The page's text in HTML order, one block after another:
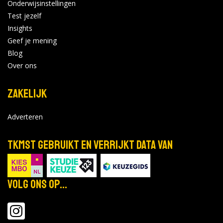
0 opleidingen
Grafisch Lyceum Utrecht
0 opleidingen
Gelders
0 opleidingen|0 open dagen
Onderwijsinstellingen
Test jezelf
Insights
Geef je mening
Blog
Over ons
Zakelijk
Adverteren
TKMST gebruikt en verrijkt data van
Volg ons op...